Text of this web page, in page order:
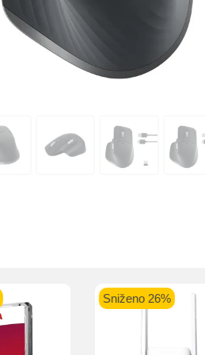
Sniženo 26%
Kupovinu